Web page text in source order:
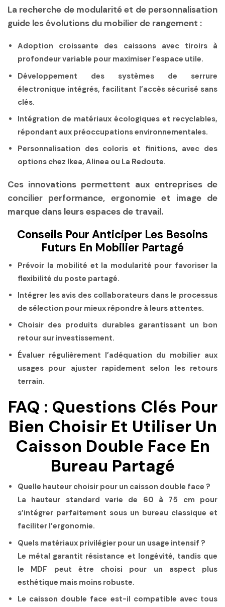
La recherche de modularité et de personnalisation
guide les évolutions du mobilier de rangement :
Adoption croissante des caissons avec tiroirs à
profondeur variable pour maximiser l’espace utile.
Développement des systèmes de serrure
électronique intégrés, facilitant l’accès sécurisé sans
clés.
Intégration de matériaux écologiques et recyclables,
répondant aux préoccupations environnementales.
Personnalisation des coloris et finitions, avec des
options chez Ikea, Alinea ou La Redoute.
Ces innovations permettent aux entreprises de
concilier performance, ergonomie et image de
marque dans leurs espaces de travail.
Conseils Pour Anticiper Les Besoins
Futurs En Mobilier Partagé
Prévoir la mobilité et la modularité pour favoriser la
flexibilité du poste partagé.
Intégrer les avis des collaborateurs dans le processus
de sélection pour mieux répondre à leurs attentes.
Choisir des produits durables garantissant un bon
retour sur investissement.
Évaluer régulièrement l’adéquation du mobilier aux
usages pour ajuster rapidement selon les retours
terrain.
FAQ : Questions Clés Pour
Bien Choisir Et Utiliser Un
Caisson Double Face En
Bureau Partagé
Quelle hauteur choisir pour un caisson double face ?
La hauteur standard varie de 60 à 75 cm pour
s’intégrer parfaitement sous un bureau classique et
faciliter l’ergonomie.
Quels matériaux privilégier pour un usage intensif ?
Le métal garantit résistance et longévité, tandis que
le MDF peut être choisi pour un aspect plus
esthétique mais moins robuste.
Le caisson double face est-il compatible avec tous